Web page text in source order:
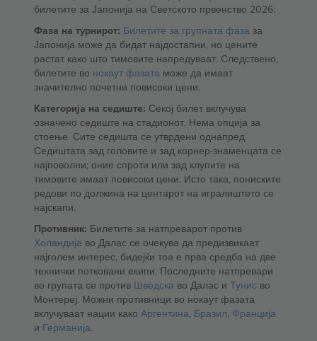
билетите за Јапонија на Светското првенство 2026:
Фаза на турнирот: Билетите за групната фаза за
Јапонија може да бидат најдостапни, но цените
растат како што тимовите напредуваат. Следствено,
билетите во нокаут фазата може да имаат
значително почетни повисоки цени.
Категорија на седиште: Секој билет вклучува
означено седиште на стадионот. Нема опција за
стоење. Сите седишта се утврдени однапред.
Седиштата зад головите и зад корнер-знаменцата се
најповолни; оние спроти или зад клупите на
тимовите имаат повисоки цени. Исто така, пониските
редови по должина на центарот на игралиштето се
најскапи.
Противник: Билетите за натпреварот против
Холандија во Далас се очекува да предизвикаат
најголем интерес, бидејќи тоа е прва средба на две
технички потковани екипи. Последните натпревари
во групата се против Шведска во Далас и Тунис во
Монтереј. Можни противници во нокаут фазата
вклучуваат нации како Аргентина, Бразил, Франција
и Германија.